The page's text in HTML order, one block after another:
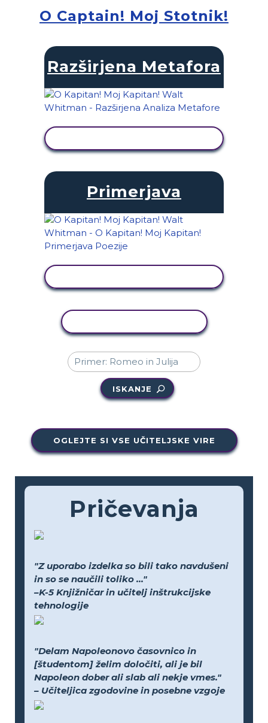
O Captain! Moj Stotnik!
Razširjena Metafora
Primerjava
ISKANJE
OGLEJTE SI VSE UČITELJSKE VIRE
Pričevanja
"Z uporabo izdelka so bili tako navdušeni
in so se naučili toliko ..."
–K-5 Knjižničar in učitelj inštrukcijske
tehnologije
"Delam Napoleonovo časovnico in
[študentom] želim določiti, ali je bil
Napoleon dober ali slab ali nekje vmes."
– Učiteljica zgodovine in posebne vzgoje